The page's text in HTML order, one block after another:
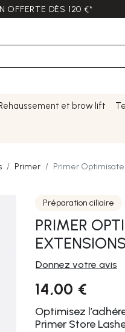
OFFERTE DÈS 120 €*
et brow lift
Primer Primer
Préparation ciliaire
PRIMER
EXTENSIONS
Donnez votre avis
14,00 €
Optimisez
Primer Store